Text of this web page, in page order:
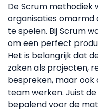
De Scrum
organisaties omarmd
te spelen. Bij Scrum
om een perfect
Het is belangrijk dat
zaken als projecten,
bespreken, maar ook
team werken. Juist
bepalend voor de